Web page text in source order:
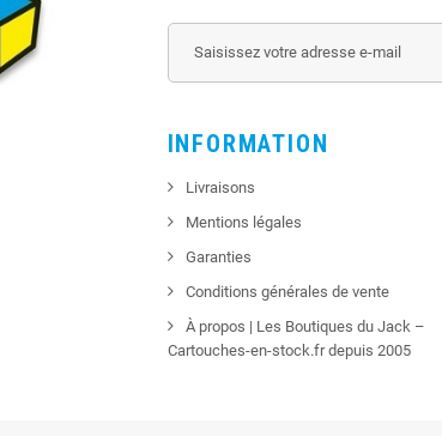
INFORMATION
Livraisons
Mentions légales
Garanties
Conditions générales de vente
À propos | Les Boutiques du Jack –
Cartouches-en-stock.fr depuis 2005